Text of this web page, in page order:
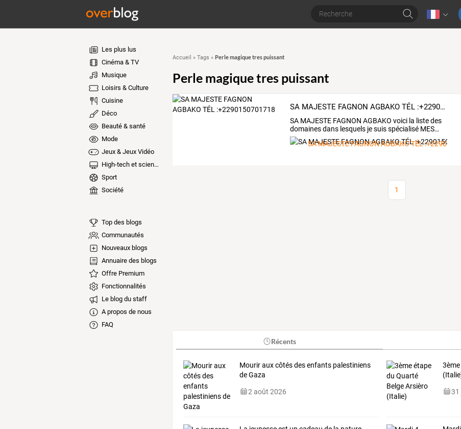
Les plus lus
Cinéma & TV
Musique
Loisirs & Culture
Cuisine
Déco
Beauté & santé
Mode
Jeux & Jeux Vidéo
High-tech et sciences
Sport
Société
Top des blogs
Communautés
Nouveaux blogs
Annuaire des blogs
Offre Premium
Fonctionnalités
Le blog du staff
A propos de nous
FAQ
Accueil » Tags » Perle magique tres puissant
Perle magique tres puissant
SA MAJESTE FAGNON AGBAKO TÉL :+2290150701718
SA MAJESTE FAGNON AGBAKO voici la listedes
domainesdans lesquels jesuisspécialisé MES…
SA MAJESTE FAGNON AGBAKO TÉL
1
Récents
Mourir aux côtés des enfants palestiniens
de Gaza
2 août 2026 31